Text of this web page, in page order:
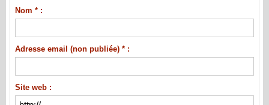
Nom * :
Adresse email (non publiée) * :
Site web :